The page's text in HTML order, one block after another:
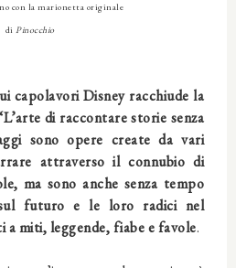
con la marionetta originale
diPinocchio
capolavori Disney racchiude la
di raccontare storie senza
sono opere create da vari
attraverso il connubio di
ma sono anche senza tempo
futuro e le loro radici nel
a miti, leggende, fiabe e favole.